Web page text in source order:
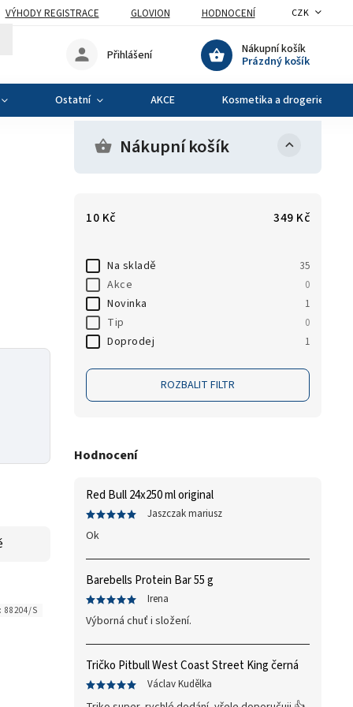
VÝHODY REGISTRACE GLOVION HODNOCENÍ CZK
Nákupní košík
Prázdný košík
Přihlášení
Ostatní AKCE Kosmetika a drogerie
Nákupní košík
10 Kč 349 Kč
Na skladě 35
Akce 0
Novinka 1
Tip 0
Doprodej 1
ROZBALIT FILTR
Hodnocení
Red Bull 24x250 ml original
Jaszczak mariusz
Ok
Barebells Protein Bar 55 g
Irena
Výborná chuť i složení.
Tričko Pitbull West Coast Street King černá
Václav Kudělka
88204/S